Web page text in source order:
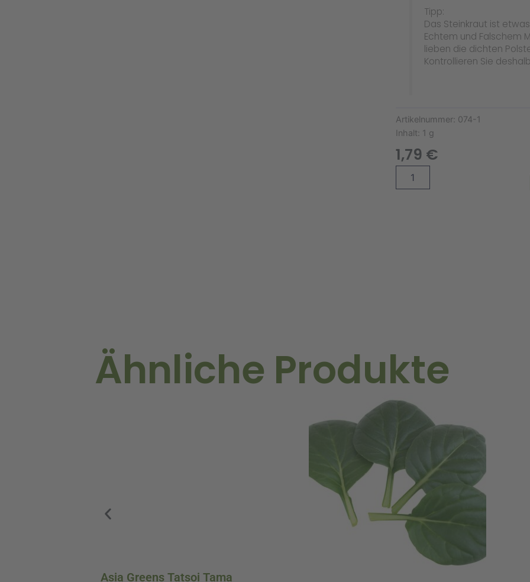
Tipp:
Das Steinkraut ist
Echtem und Falschem
lieben die dichten
Kontrollieren Sie
Artikelnummer: 074-1
Inhalt: 1 g
1,79 €
Benthamii
Alternative:
Ähnliche Produkte
Asia Greens Tatsoi Tama